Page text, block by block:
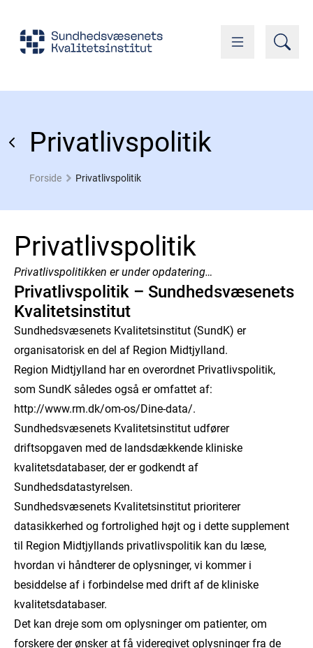
Privatlivspolitik
Forside Privatlivspolitik
Privatlivspolitik
Privatlivspolitikken er under opdatering…
Privatlivspolitik – Sundhedsvæsenets
Kvalitetsinstitut
Sundhedsvæsenets Kvalitetsinstitut (SundK) er
organisatorisk en del af Region Midtjylland.
Region Midtjylland har en overordnet Privatlivspolitik,
som SundK således også er omfattet af:
http://www.rm.dk/om-os/Dine-data/.
Sundhedsvæsenets Kvalitetsinstitut udfører
driftsopgaven med de landsdækkende kliniske
kvalitetsdatabaser, der er godkendt af
Sundhedsdatastyrelsen.
Sundhedsvæsenets Kvalitetsinstitut prioriterer
datasikkerhed og fortrolighed højt og i dette supplement
til Region Midtjyllands privatlivspolitik kan du læse,
hvordan vi håndterer de oplysninger, vi kommer i
besiddelse af i forbindelse med drift af de kliniske
kvalitetsdatabaser.
Det kan dreje som om oplysninger om patienter, om
forskere der ønsker at få videregivet oplysninger fra de